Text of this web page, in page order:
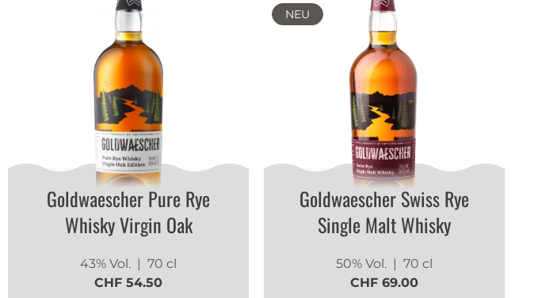
Goldwaescher Pure Rye
Whisky Virgin Oak
43% Vol. | 70 cl
CHF 54.50
NEU
Goldwaescher Swiss Rye
Single Malt Whisky
50% Vol. | 70 cl
CHF 69.00